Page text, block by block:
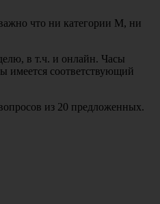
что ни категории М, ни
в т.ч. и онлайн. Часы
имеется соответствующий
из 20 предложенных.